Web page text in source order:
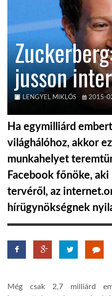
AUSZTRÁLIA
A VILÁG ITTHON
MÉDIA
GLOBOTV BP
HÍR3D
GLOBOTV
AFRIKA TUDÁSTÁR
jusson
LENGYEL MIKLÓS 2015-
Ha egymilliárd
világhálóhoz, akkor
munkahelyet
Facebook főnöke,
tervéről, az
hírügynökségnek
Még csak 2,7 milliárd